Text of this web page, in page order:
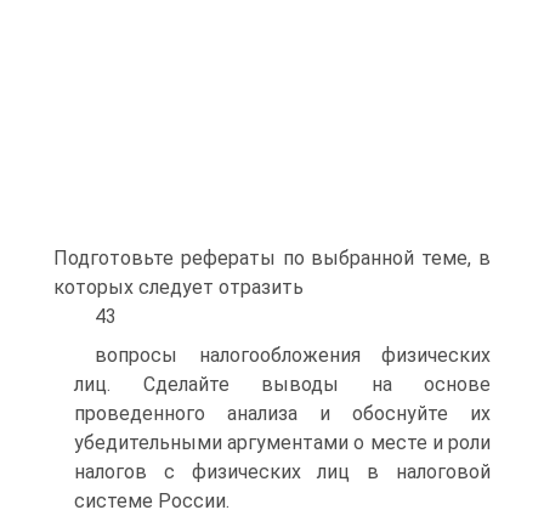
Подготовьте рефераты по выбранной теме, в
которых следует отразить
43
вопросы налогообложения физических
лиц. Сделайте выводы на основе
проведенного анализа и обоснуйте их
убедительными аргументами о месте и роли
налогов с физических лиц в налоговой
системе России.